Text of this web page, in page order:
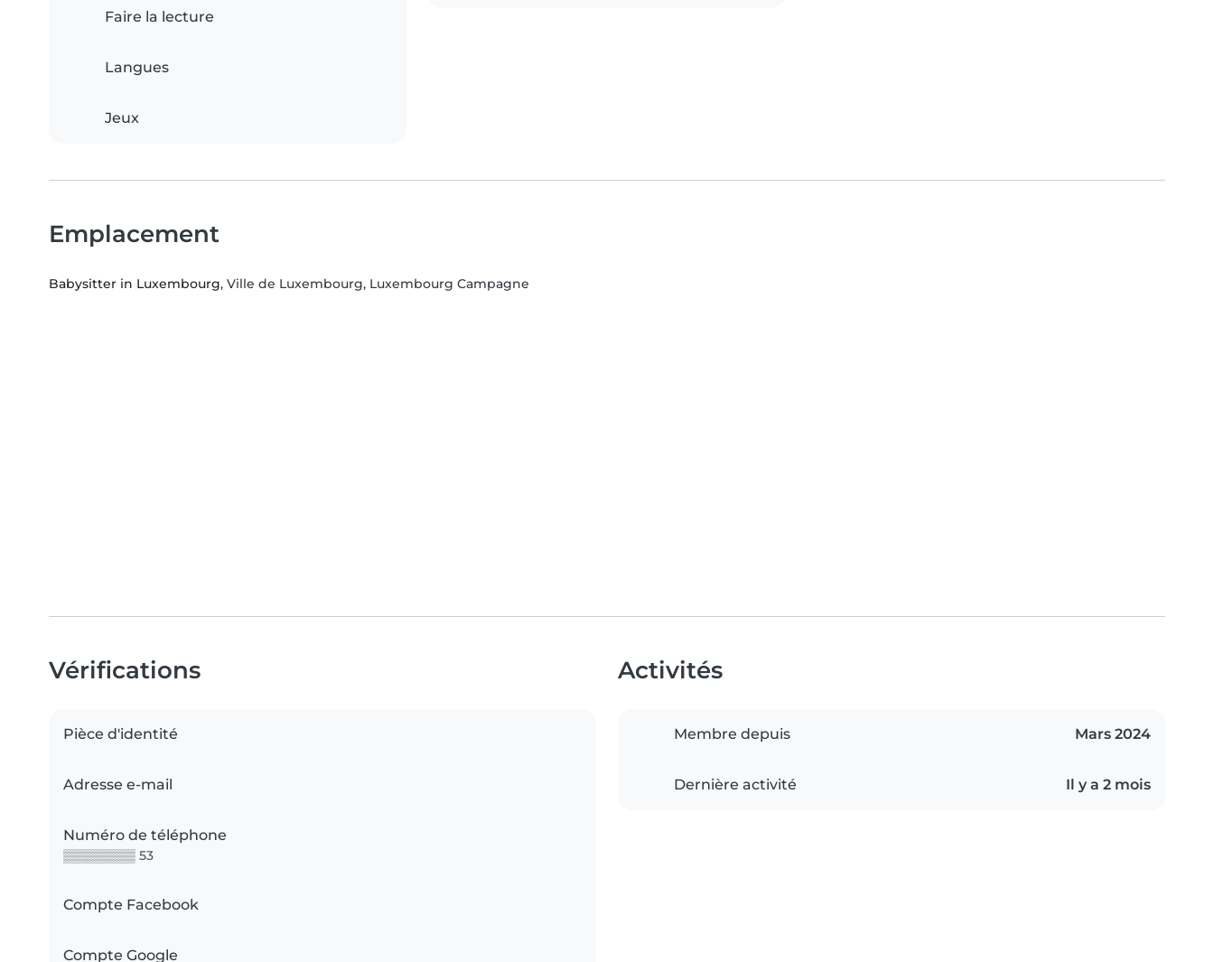
Faire la lecture
Langues
Jeux
Emplacement
Babysitter in Luxembourg, Ville de Luxembourg, Luxembourg Campagne
Vérifications
Pièce d'identité
Adresse e-mail
Numéro de téléphone
▒▒▒▒▒▒▒▒ 53
Compte Facebook
Compte Google
Activités
Membre depuis Mars 2024
Dernière activité Il y a 2 mois